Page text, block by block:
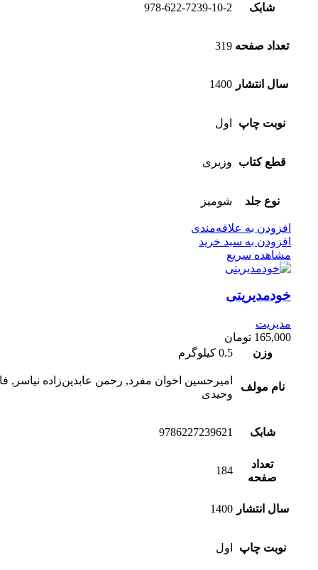
شابک 978-622-7239-10-2
تعداد صفحه 319
سال انتشار 1400
نوبت چاپ اول
قطع کتاب وزیری
نوع جلد شومیز
افزودن به علاقه‌مندی
افزودن به سبد خرید
مشاهده سریع
خودمدیریتی
مدیریت
165,000 تومان
وزن
0.5 کیلوگرم
نام مولف
امیرحسین اخوان مفرد, رحمن عابدین‌زاده نیاسر,
وحیدی
شابک 9786227239621
تعداد
صفحه
184
سال انتشار 1400
نوبت چاپ اول